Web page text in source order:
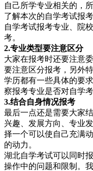
自己所学专业相关的，
了解本次的自学考试报
自学考试报考专业、院
考。
2.专业类型要注意区分
大家在报考时还要注意
要注意区分报考，另外
学历都有一些具体的要
察报考专业是否对自学
3.结合自身情况报考
最后一点还是需要大家
兴趣、发展方向、专业
择一个可以使自己充满
的动力。
湖北自学考试可以同时
操作中的问题和限制。